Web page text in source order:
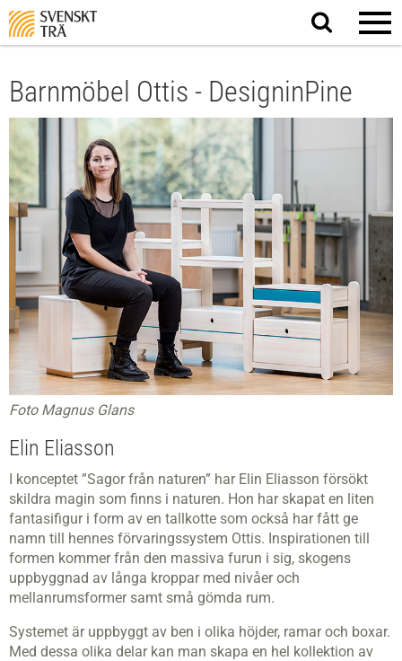
Sök
på
Barnmöbel Ottis - DesigninPine
Foto Magnus Glans
Elin Eliasson
I konceptet ”Sagor från naturen” har Elin Eliasson försökt
skildra magin som finns i naturen. Hon har skapat en liten
fantasifigur i form av en tallkotte som också har fått ge
namn till hennes förvaringssystem Ottis. Inspirationen till
formen kommer från den massiva furun i sig, skogens
uppbyggnad av långa kroppar med nivåer och
mellanrumsformer samt små gömda rum.
Systemet är uppbyggt av ben i olika höjder, ramar och boxar.
Med dessa olika delar kan man skapa en hel kollektion av